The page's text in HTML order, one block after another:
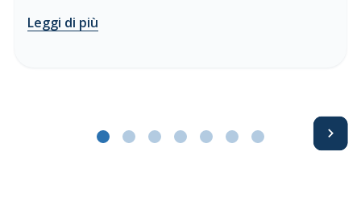
Leggi di più
Avanti